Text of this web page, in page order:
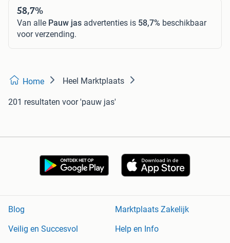
58,7%
Van alle Pauw jas advertenties is 58,7% beschikbaar
voor verzending.
Home Heel Marktplaats
201 resultaten voor 'pauw jas'
Blog
Marktplaats Zakelijk
Veilig en Succesvol
Help en Info